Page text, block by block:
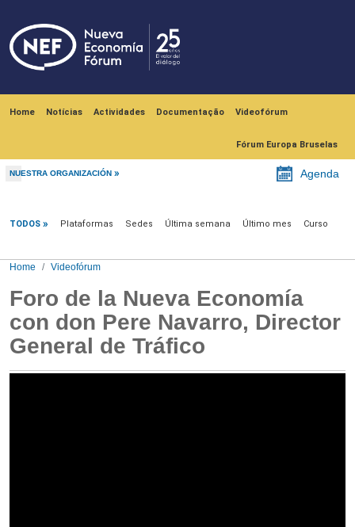
Home Notícias Actividades Documentação Videofórum
Fórum Europa Bruselas
NUESTRA ORGANIZACIÓN Agenda
TODOS Plataformas Sedes Última semana Último mes Curso
Home Videofórum
Foro de la Nueva Economía
con don Pere Navarro, Director
General de Tráfico